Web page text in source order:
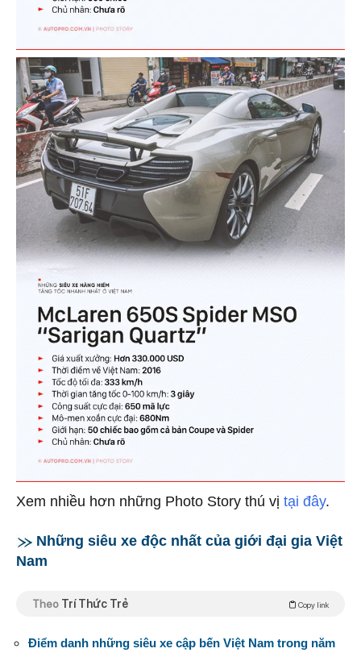
Xem nhiều hơn những Photo Story thú vị tại đây.
Những siêu xe độc nhất của giới đại gia Việt
Nam
Theo Trí Thức Trẻ Copy link
Điểm danh những siêu xe cập bến Việt Nam trong năm